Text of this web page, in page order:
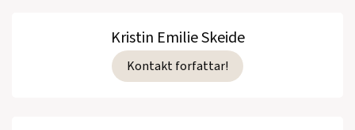
Kristin Emilie Skeide
Kontakt forfattar!